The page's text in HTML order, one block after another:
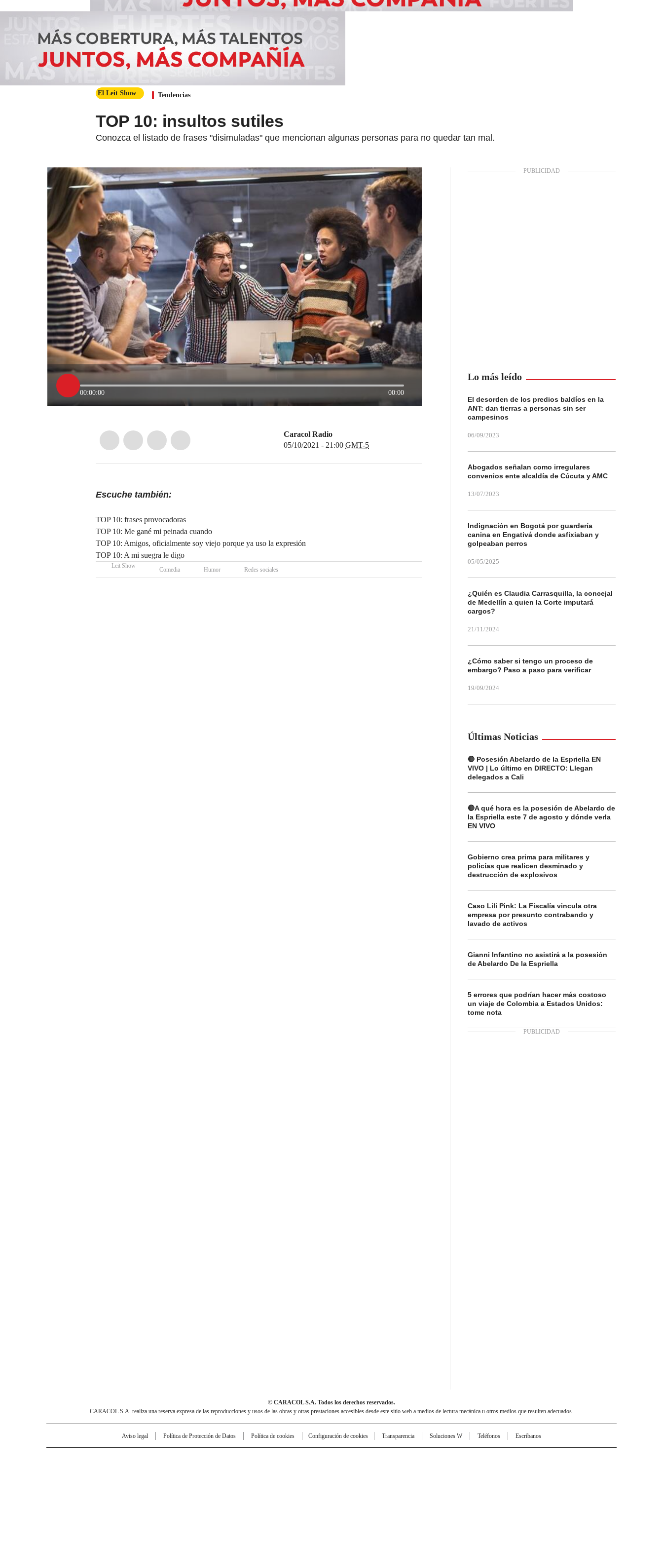
El Leit Show Tendencias
TOP 10: insultos sutiles
Conozca el listado de frases "disimuladas" que mencionan algunas personas para no quedar tan mal.
00:00:00 00:00
Caracol Radio
05/10/2021 - 21:00 GMT-5
Escuche también:
TOP 10: frases provocadoras
TOP 10: Me gané mi peinada cuando
TOP 10: Amigos, oficialmente soy viejo porque ya uso la expresión
TOP 10: A mi suegra le digo
Leit Show
Comedia Humor Redes sociales
Lo más leído
El desorden de los predios baldíos en la
ANT: dan tierras a personas sin ser
campesinos
06/09/2023
Abogados señalan como irregulares
convenios ente alcaldía de Cúcuta y AMC
13/07/2023
Indignación en Bogotá por guardería
canina en Engativá donde asfixiaban y
golpeaban perros
05/05/2025
¿Quién es Claudia Carrasquilla, la concejal
de Medellín a quien la Corte imputará
cargos?
21/11/2024
¿Cómo saber si tengo un proceso de
embargo? Paso a paso para verificar
19/09/2024
Últimas Noticias
🔴 Posesión Abelardo de la Espriella EN
VIVO | Lo último en DIRECTO: Llegan
delegados a Cali
🔴A qué hora es la posesión de Abelardo de
la Espriella este 7 de agosto y dónde verla
EN VIVO
Gobierno crea prima para militares y
policías que realicen desminado y
destrucción de explosivos
Caso Lili Pink: La Fiscalía vincula otra
empresa por presunto contrabando y
lavado de activos
Gianni Infantino no asistirá a la posesión
de Abelardo De la Espriella
5 errores que podrían hacer más costoso
un viaje de Colombia a Estados Unidos:
tome nota
© CARACOL S.A. Todos los derechos reservados.
CARACOL S.A. realiza una reserva expresa de las reproducciones y usos de las obras y otras prestaciones accesibles desde este sitio web a medios de lectura mecánica u otros medios que resulten adecuados.
Aviso legal Política de Protección de Datos Política de cookies Configuración de cookies Transparencia Soluciones W Teléfonos Escríbanos